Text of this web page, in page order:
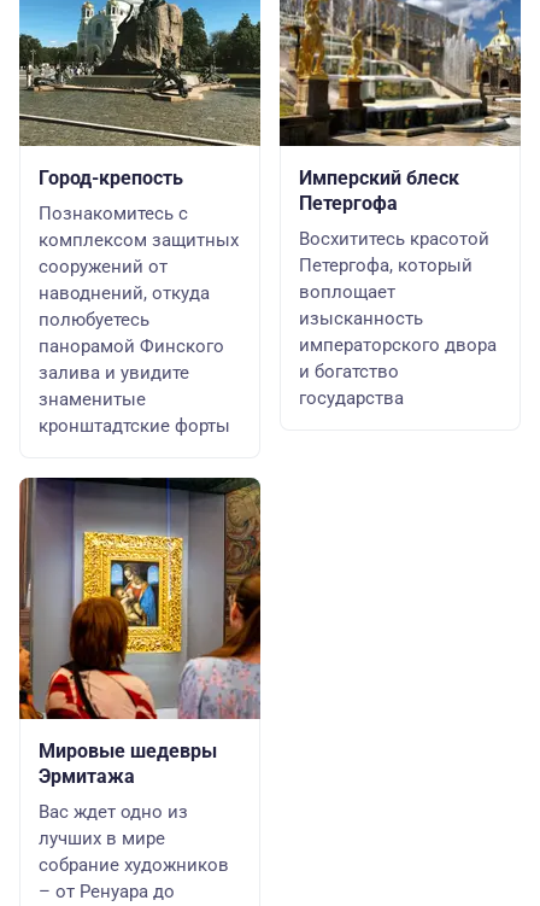
Город-крепость
Познакомитесь с
комплексом защитных
сооружений от
наводнений, откуда
полюбуетесь
панорамой Финского
залива и увидите
знаменитые
кронштадтские форты
Мировые шедевры
Эрмитажа
Вас ждет одно из
лучших в мире
собрание художников
– от Ренуара до
Имперский блеск
Петергофа
Восхититесь красотой
Петергофа, который
воплощает
изысканность
императорского двора
и богатство
государства